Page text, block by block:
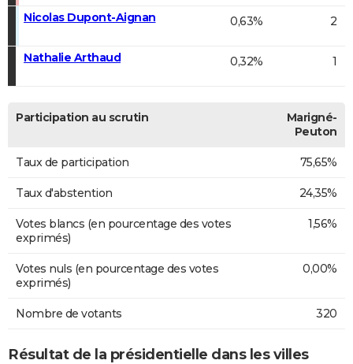
Nicolas Dupont-Aignan 0,63% 2
Nathalie Arthaud 0,32% 1
Participation au scrutin
Marigné-
Peuton
Taux de participation 75,65%
Taux d'abstention 24,35%
Votes blancs (en pourcentage des votes
exprimés)
1,56%
Votes nuls (en pourcentage des votes
exprimés)
0,00%
Nombre de votants 320
Résultat de la présidentielle dans les villes